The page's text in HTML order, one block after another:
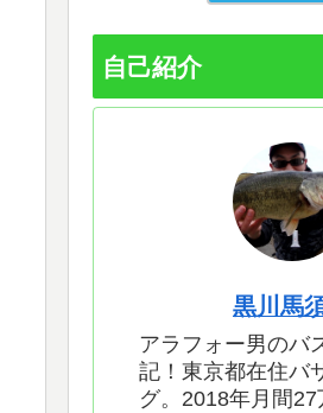
自己紹介
黒川馬
アラフォー男のバ
記！東京都在住バ
グ。2018年月間27